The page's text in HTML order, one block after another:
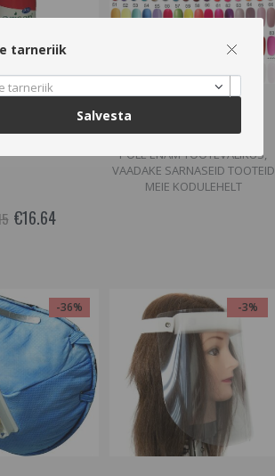
geel käte
Erisan
€16.64
Geellakk Aden, 10ml.
SORTIMENDIST VÄLJAS VÕI
POLE ENAM TOOTEVALIKUS,
VAADAKE SARNASEID TOOTEID
MEIE KODULEHELT
-36% -3%
tarneriik
tarneriik
Salvesta